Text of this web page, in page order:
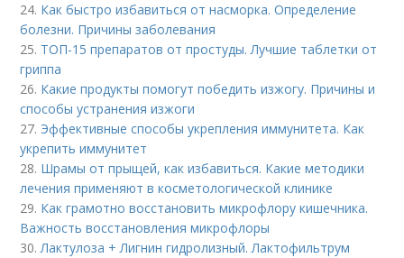
24. Как быстро избавиться от насморка. Определение
болезни. Причины заболевания
25. ТОП-15 препаратов от простуды. Лучшие таблетки от
гриппа
26. Какие продукты помогут победить изжогу. Причины и
способы устранения изжоги
27. Эффективные способы укрепления иммунитета. Как
укрепить иммунитет
28. Шрамы от прыщей, как избавиться. Какие методики
лечения применяют в косметологической клинике
29. Как грамотно восстановить микрофлору кишечника.
Важность восстановления микрофлоры
30.Лактулоза + Лигнин гидролизный. Лактофильтрум